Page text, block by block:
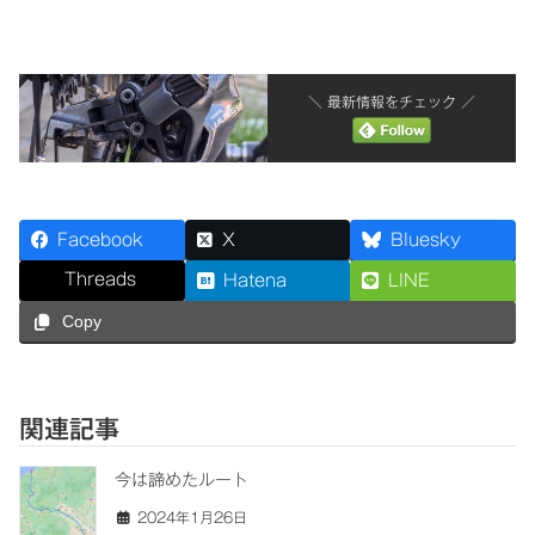
＼ 最新情報をチェック ／
Facebook X Bluesky
Threads Hatena LINE
Copy
関連記事
今は諦めたルート
2024年1月26日